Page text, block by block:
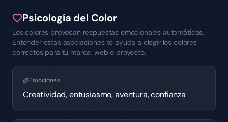
Psicología del Color
Los colores provocan respuestas emocionales automáticas.
Entender estas asociaciones te ayuda a elegir los colores
correctos para tu marca, web o proyecto.
Emociones
Creatividad, entusiasmo, aventura, confianza